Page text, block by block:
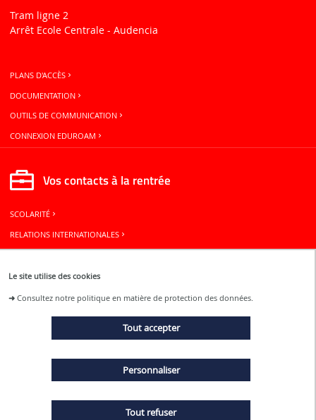
Le site utilise des cookies
➜Consultez notre politique en matière de protection des données.
Tout accepter
Tout refuser
Personnaliser
Tram ligne 2
Arrêt Ecole Centrale - Audencia
PLANS D'ACCÈS
DOCUMENTATION
OUTILS DE COMMUNICATION
CONNEXION EDUROAM
Vos contacts à la rentrée
SCOLARITÉ
RELATIONS INTERNATIONALES
Restons connectés